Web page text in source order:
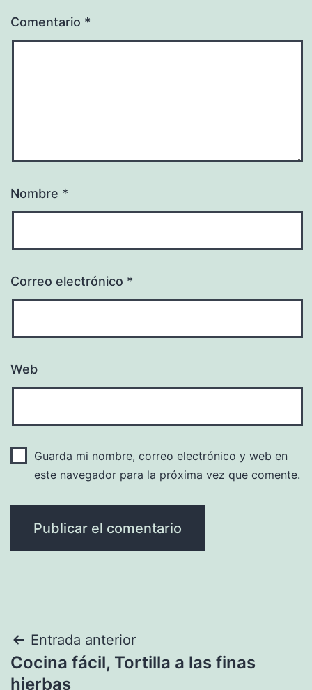
Comentario *
Nombre *
Correo electrónico *
Web
Guarda mi nombre, correo electrónico y web en
este navegador para la próxima vez que comente.
Navegación
de
Entrada anterior
Cocina fácil, Tortilla a las finas
hierbas